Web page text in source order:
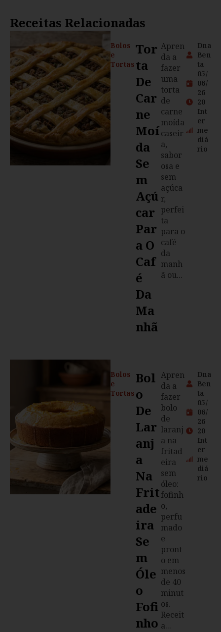
Receitas Relacionadas
Bolos
e
Tortas
Tor
Ta
De
Car
Ne
Moí
Da
Se
M
Açú
Car
Par
A O
Caf
É
Da
Ma
Nhã
Apren
da a
fazer
uma
torta
de
carne
moída
caseir
a,
sabor
osa e
sem
açúca
r,
perfei
ta
para o
café
da
manh
ã ou...
Dna
Ben
ta
05/
06/
26
20
Int
er
me
diá
rio
Bolos
e
Tortas
Bol
O
De
Lar
Anj
A
Na
Frit
Ade
Ira
Se
M
Óle
O
Fofi
Nho
Apren
da a
fazer
bolo
de
laranj
a na
fritad
eira
sem
óleo:
fofinh
o,
perfu
mado
e
pront
o em
menos
de 40
minut
os.
Receit
a...
Dna
Ben
ta
05/
06/
26
20
Int
er
me
diá
rio